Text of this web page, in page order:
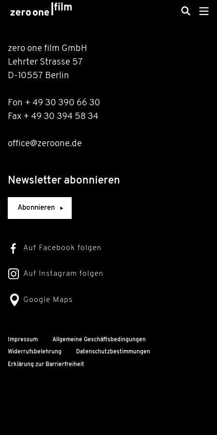
zero one film GmbH
Lehrter Strasse 57
D-10557 Berlin
Fon + 49 30 390 66 30
Fax + 49 30 394 58 34
office@zeroone.de
Newsletter abonnieren
Abonnieren
Auf Facebook folgen
Auf Instagram folgen
Google Maps
Impressum Allgemeine Geschäftsbedingungen
Widerrufsbelehrung Datenschutzbestimmungen
Erklärung zur Barrierfreiheit